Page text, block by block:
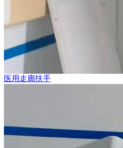
医用走廊扶手